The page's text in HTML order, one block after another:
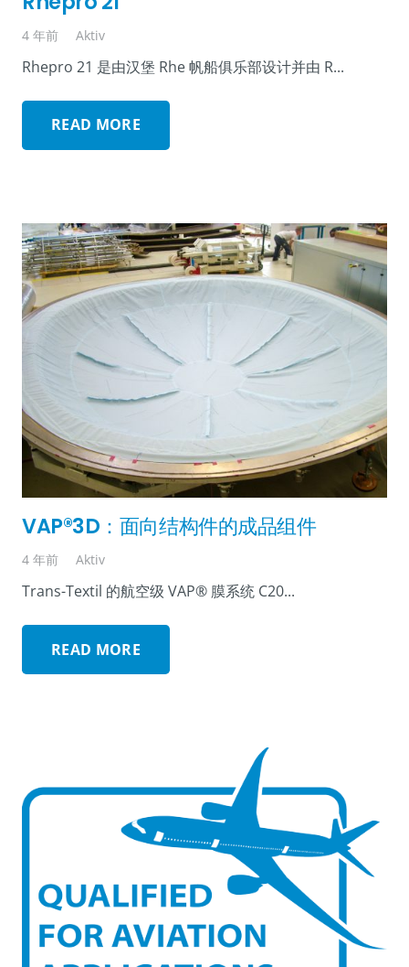
4 年前 Aktiv
Rhepro 21 是由汉堡 Rhe 帆船俱乐部设计并由 R...
READ MORE
VAP®3D：面向结构件的成品组件
4 年前 Aktiv
Trans-Textil 的航空级 VAP® 膜系统 C20...
READ MORE